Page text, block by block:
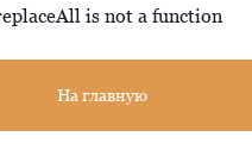
is not a function
На главную